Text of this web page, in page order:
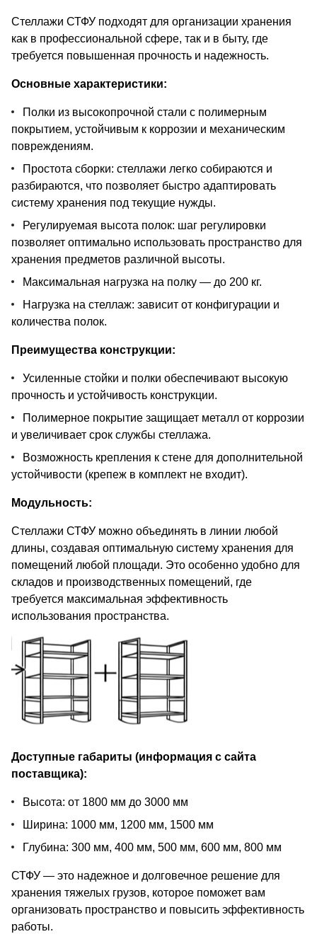
Стеллажи СТФУ подходят для организации хранения
как в профессиональной сфере, так и в быту, где
требуется повышенная прочность и надежность.
Основные характеристики:
Полки из высокопрочной стали с полимерным
покрытием, устойчивым к коррозии и механическим
повреждениям.
Простота сборки: стеллажи легко собираются и
разбираются, что позволяет быстро адаптировать
систему хранения под текущие нужды.
Регулируемая высота полок: шаг регулировки
позволяет оптимально использовать пространство для
хранения предметов различной высоты.
Максимальная нагрузка на полку — до 200 кг.
Нагрузка на стеллаж: зависит от конфигурации и
количества полок.
Преимущества конструкции:
Усиленные стойки и полки обеспечивают высокую
прочность и устойчивость конструкции.
Полимерное покрытие защищает металл от коррозии
и увеличивает срок службы стеллажа.
Возможность крепления к стене для дополнительной
устойчивости (крепеж в комплект не входит).
Модульность:
Стеллажи СТФУ можно объединять в линии любой
длины, создавая оптимальную систему хранения для
помещений любой площади. Это особенно удобно для
складов и производственных помещений, где
требуется максимальная эффективность
использования пространства.
Доступные габариты (информация с сайта
поставщика):
Высота: от 1800 мм до 3000 мм
Ширина: 1000 мм, 1200 мм, 1500 мм
Глубина: 300 мм, 400 мм, 500 мм, 600 мм, 800 мм
СТФУ — это надежное и долговечное решение для
хранения тяжелых грузов, которое поможет вам
организовать пространство и повысить эффективность
работы.